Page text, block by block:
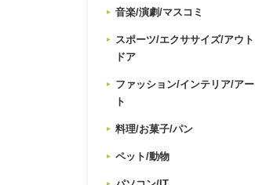
音楽/演劇/マスコミ
スポーツ/エクササイズ/アウト
ドア
ファッション/インテリア/アー
ト
料理/お菓子/パン
ペット/動物